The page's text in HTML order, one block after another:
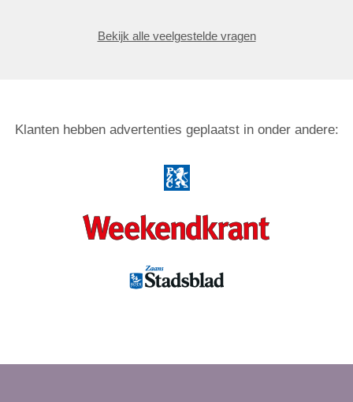
Bekijk alle veelgestelde vragen
Klanten hebben advertenties geplaatst in onder andere: